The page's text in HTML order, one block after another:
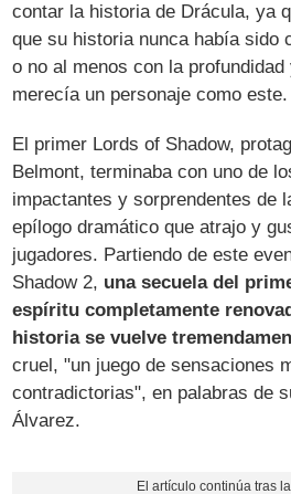
contar la historia de Drácula, ya
que su historia nunca había sido
o no al menos con la
merecía un personaje como este.
El primer Lords of Shadow,
Belmont, terminaba con uno de
impactantes y sorprendentes de
epílogo dramático que atrajo y
jugadores. Partiendo de este
Shadow 2, una secuela del
espíritu completamente
historia se vuelve
cruel, "un juego de sensaciones
contradictorias", en palabras de
Álvarez.